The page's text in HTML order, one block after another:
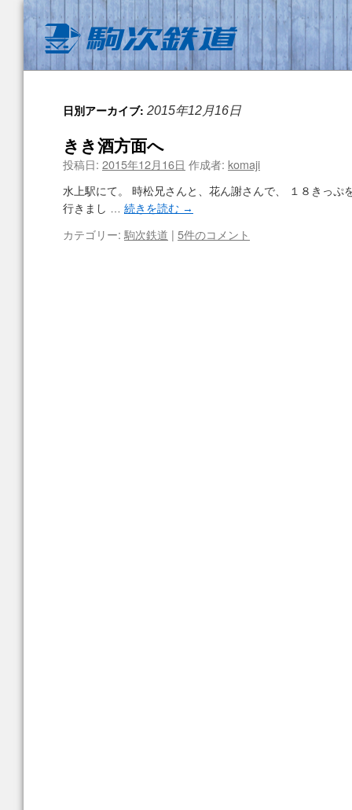
日別アーカイブ: 2015年12月16日
きき酒方面へ
投稿日: 2015年12月16日 作成者: komaji
水上駅にて。 時松兄さんと、花ん謝さんで、 １８きっぷ
行きまし … 続きを読む →
カテゴリー: 駒次鉄道 | 5件のコメント